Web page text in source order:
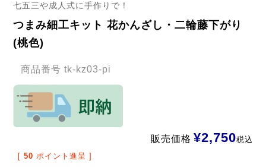
七五三や成人式に手作りで！
つまみ細工キット 花かんざし・二輪藤下がり
(桃色)
商品番号 tk-kz03-pi
販売価格 ¥2,750税込
[ 50 ポイント進呈 ]